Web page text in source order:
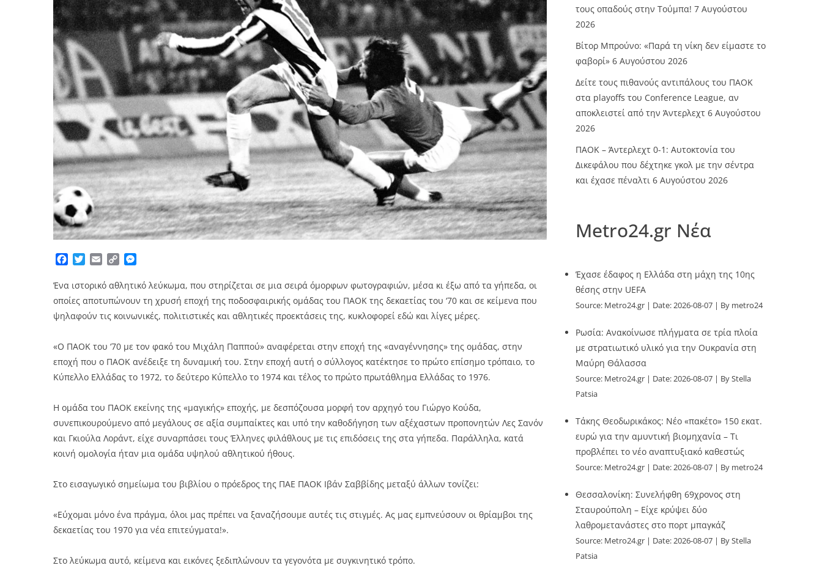
Facebook
TwitterEmailCopy
Ένα ιστορικό αθλητικό λεύκωμα, που στηρίζεται σε μια σειρά όμορφων φωτογραφιών, μέσα κι έξω από τα γήπεδα, οι
οποίες αποτυπώνουν τη χρυσή εποχή της ποδοσφαιρικής ομάδας του ΠΑΟΚ της δεκαετίας του ‘70 και σε κείμενα που
ψηλαφούν τις κοινωνικές, πολιτιστικές και αθλητικές προεκτάσεις της, κυκλοφορεί εδώ και λίγες μέρες.
«Ο ΠΑΟΚ του ‘70 με τον φακό του Μιχάλη Παππού» αναφέρεται στην εποχή της «αναγέννησης» της ομάδας, στην
εποχή που ο ΠΑΟΚ ανέδειξε τη δυναμική του. Στην εποχή αυτή ο σύλλογος κατέκτησε το πρώτο επίσημο τρόπαιο, το
Κύπελλο Ελλάδας το 1972, το δεύτερο Κύπελλο το 1974 και τέλος το πρώτο πρωτάθλημα Ελλάδας το 1976.
Η ομάδα του ΠΑΟΚ εκείνης της «μαγικής» εποχής, με δεσπόζουσα μορφή τον αρχηγό του Γιώργο Κούδα,
συνεπικουρούμενο από μεγάλους σε αξία συμπαίκτες και υπό την καθοδήγηση των αξέχαστων προπονητών Λες Σανόν
και Γκιούλα Λοράντ, είχε συναρπάσει τους Έλληνες φιλάθλους με τις επιδόσεις της στα γήπεδα. Παράλληλα, κατά
κοινή ομολογία ήταν μια ομάδα υψηλού αθλητικού ήθους.
Στο εισαγωγικό σημείωμα του βιβλίου ο πρόεδρος της ΠΑΕ ΠΑΟΚ Ιβάν Σαββίδης μεταξύ άλλων τονίζει:
«Εύχομαι μόνο ένα πράγμα, όλοι μας πρέπει να ξαναζήσουμε αυτές τις στιγμές. Ας μας εμπνεύσουν οι θρίαμβοι της
δεκαετίας του 1970 για νέα επιτεύγματα!».
Στο λεύκωμα αυτό, κείμενα και εικόνες ξεδιπλώνουν τα γεγονότα με συγκινητικό τρόπο.
τους οπαδούς στην Τούμπα! 7 Αυγούστου
2026
Βίτορ Μπρούνο: «Παρά τη νίκη δεν είμαστε το
φαβορί» 6 Αυγούστου 2026
Δείτε τους πιθανούς αντιπάλους του ΠΑΟΚ
στα playoffs του Conference League, αν
αποκλειστεί από την Άντερλεχτ 6 Αυγούστου
2026
ΠΑΟΚ – Άντερλεχτ 0-1: Αυτοκτονία του
Δικεφάλου που δέχτηκε γκολ με την σέντρα
και έχασε πέναλτι 6 Αυγούστου 2026
Metro24.gr Νέα
Έχασε έδαφος η Ελλάδα στη μάχη της 10ης
θέσης στην UEFA
Source: Metro24.gr Date: 2026-08-07 By metro24
Ρωσία: Ανακοίνωσε πλήγματα σε τρία πλοία
με στρατιωτικό υλικό για την Ουκρανία στη
Μαύρη Θάλασσα
Source: Metro24.gr Date: 2026-08-07
By Stella
Patsia
Τάκης Θεοδωρικάκος: Νέο «πακέτο» 150 εκατ.
ευρώ για την αμυντική βιομηχανία – Τι
προβλέπει το νέο αναπτυξιακό καθεστώς
Source: Metro24.gr Date: 2026-08-07 By metro24
Θεσσαλονίκη: Συνελήφθη 69χρονος στη
Σταυρούπολη – Είχε κρύψει δύο
λαθρομετανάστες στο πορτ μπαγκάζ
Source: Metro24.gr Date: 2026-08-07
By Stella
Patsia